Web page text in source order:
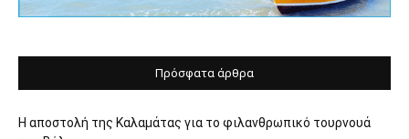
Πρόσφατα άρθρα
Η αποστολή της Καλαμάτας για το φιλανθρωπικό τουρνουά